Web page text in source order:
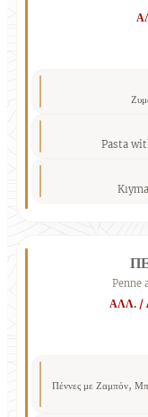
Pasta
Penne
ΑΛΛ. /
Πέννες με Ζαμπόν,